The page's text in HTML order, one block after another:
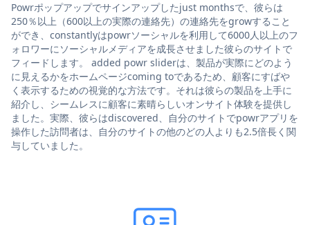
Powrポップアップでサインアップしたjust monthsで、彼らは
250％以上（600以上の実際の連絡先）の連絡先をgrowすること
ができ、constantlyはpowrソーシャルを利用して6000人以上のフ
ォロワーにソーシャルメディアを成長させました彼らのサイトで
フィードします。 added powr sliderは、製品が実際にどのよう
に見えるかをホームページcoming toであるため、顧客にすばや
く表示するための視覚的な方法です。それは彼らの製品を上手に
紹介し、シームレスに顧客に素晴らしいオンサイト体験を提供し
ました。実際、彼らはdiscovered、自分のサイトでpowrアプリを
操作した訪問者は、自分のサイトの他のどの人よりも2.5倍長く関
与していました。